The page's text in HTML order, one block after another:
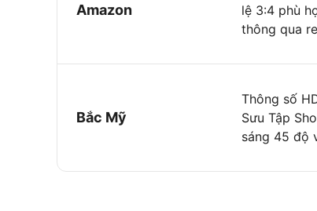
Amazon
lệ 3:4 phù
thông qua
Bắc Mỹ
Thông số
Sưu Tập
sáng 45 độ